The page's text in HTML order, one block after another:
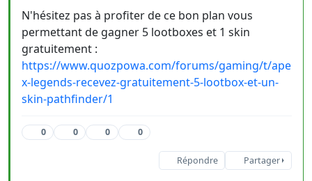
N'hésitez pas à profiter de ce bon plan vous
permettant de gagner 5 lootboxes et 1 skin
gratuitement :
https://www.quozpowa.com/forums/gaming/t/ape
x-legends-recevez-gratuitement-5-lootbox-et-un-
skin-pathfinder/1
0 0 0 0
Répondre Partager